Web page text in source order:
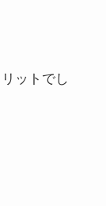
ットでし